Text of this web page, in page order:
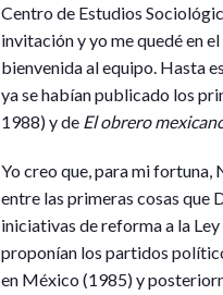
Centro de Estudios
invitación y yo me quedé en
bienvenida al equipo. Hasta
ya se habían publicado los
1988) y de El obrero
Yo creo que, para mi fortuna,
entre las primeras cosas que
iniciativas de reforma a la
proponían los partidos
en México (1985) y